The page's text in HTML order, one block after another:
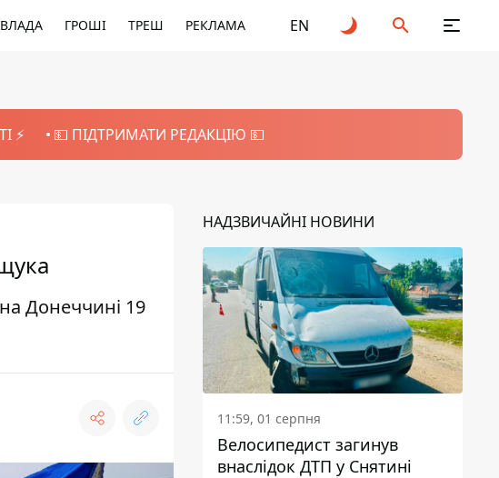
ВЛАДА ГРОШІ ТРЕШ РЕКЛАМА EN
⚡️ 💵 ПІДТРИМАТИ РЕДАКЦІЮ 💵
Донеччині 19
НАДЗВИЧАЙНІ НОВИНИ
11:59, 01 серпня
Велосипедист загинув
внаслідок ДТП у Снятині